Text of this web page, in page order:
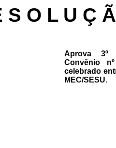
S O L U Ç
Aprova 3º
Convênio
celebrado
MEC/SESU.